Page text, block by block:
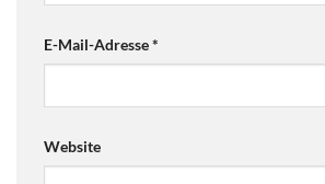
E-Mail-Adresse*
Website